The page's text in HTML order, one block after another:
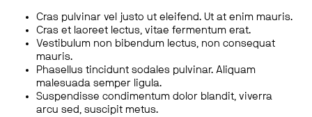
Cras pulvinar vel justo ut eleifend. Ut at enim mauris.
Cras et laoreet lectus, vitae fermentum erat.
Vestibulum non bibendum lectus, non consequat
mauris.
Phasellus tincidunt sodales pulvinar. Aliquam
malesuada semper ligula.
Suspendisse condimentum dolor blandit, viverra
arcu sed, suscipit metus.